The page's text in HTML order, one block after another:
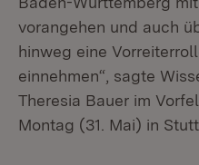
vorangehen und auch
hinweg eine
einnehmen“, sagte
Theresia Bauer im
Montag (31. Mai) in